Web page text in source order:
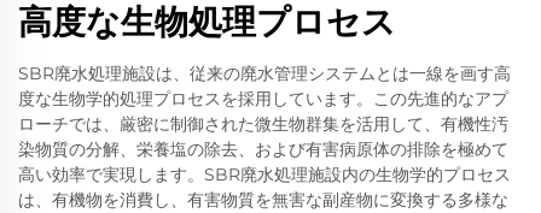
高度な生物処理プロセス
SBR廃水処理施設は、従来の廃水管理システムとは一線を画す高
度な生物学的処理プロセスを採用しています。この先進的なアプ
ローチでは、厳密に制御された微生物群集を活用して、有機性汚
染物質の分解、栄養塩の除去、および有害病原体の排除を極めて
高い効率で実現します。SBR廃水処理施設内の生物学的プロセス
は、有機物を消費し、有害物質を無害な副産物に変換する多様な